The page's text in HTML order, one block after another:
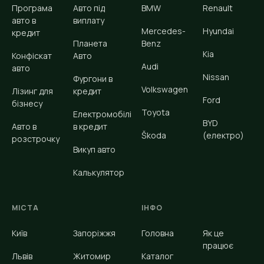
одиниць. Структура попиту тут
помітно відрізняється від західних областей. По-
перше, через ринок на
Виставці у місті багато ФОПів-торговців, які купують
мікроавтобуси і кросовери для перевезення товару.
По-друге, транзитна
позиція робить популярними універсали і пікапи:
фермери з районів між
Volkswagen
Робочі універсали для ФОПів:
VolkswagenCaddy,
Renault
Kangoo,Citroen Berlingo.
Програма
авто в
кредит
Конфіскат
авто
Лізинг для
бізнесу
Авто в
розстрочку
Авто під
виплату
Планета
Авто
Фургони в
кредит
Електромобілі
в кредит
Викуп авто
Калькулятор
BMW
Mercedes-
Benz
Audi
Volkswagen
Toyota
Škoda
Renault
Hyundai
Kia
Nissan
Ford
BYD
(електро)
МІСТА
Київ
Львів
Запоріжжя
Житомир
ІНФО
Головна
Каталог
Як це
працює